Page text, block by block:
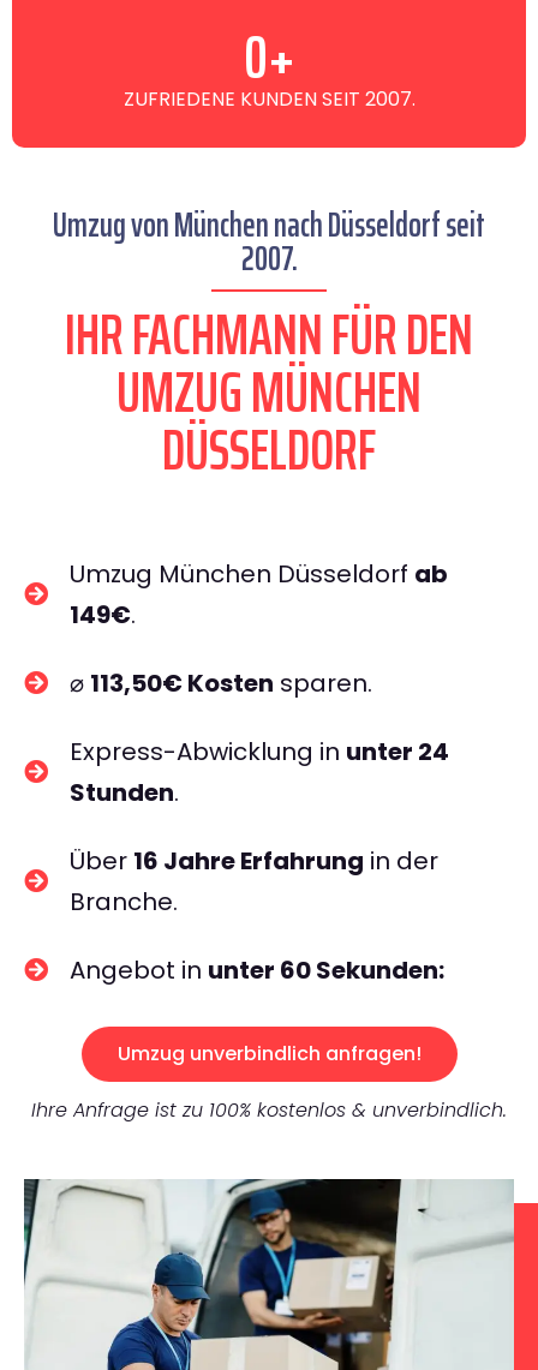
ZUFRIEDENE KUNDEN SEIT 2007.
0+
Umzug von München nach Düsseldorf seit
2007.
IHR FACHMANN FÜR DEN
UMZUG MÜNCHEN
DÜSSELDORF
Umzug München Düsseldorf ab
149€.
⌀ 113,50€ Kosten sparen.
Express-Abwicklung in unter 24
Stunden.
Über 16 Jahre Erfahrung in der
Branche.
Angebot in unter 60 Sekunden:
Umzug unverbindlich anfragen!
Ihre Anfrage ist zu 100% kostenlos & unverbindlich.